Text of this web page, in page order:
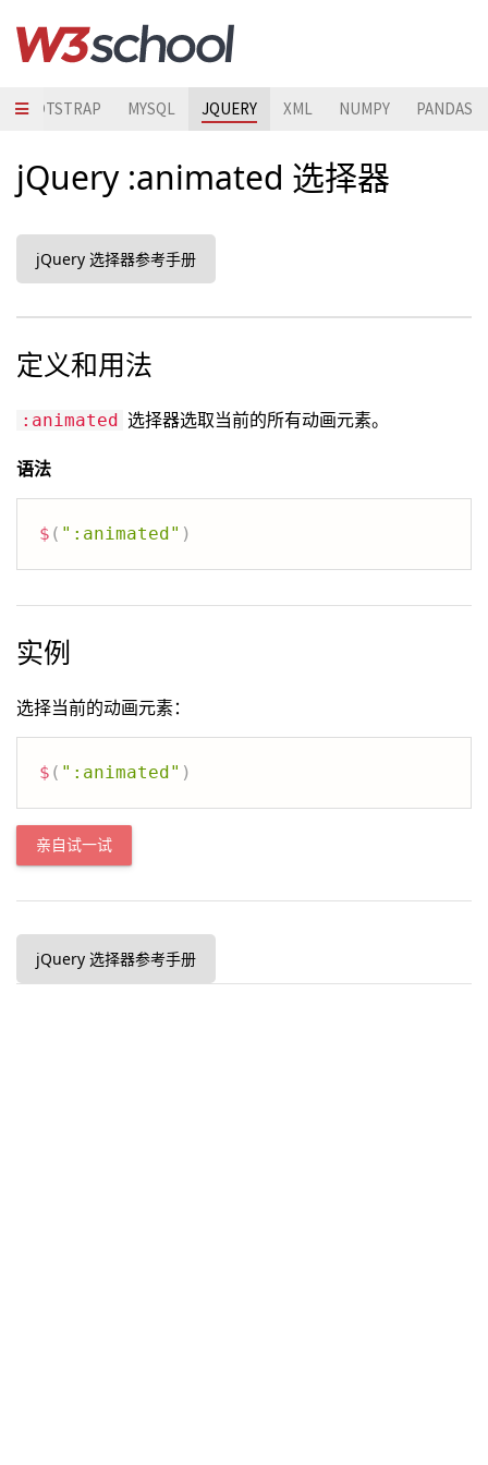
BOOTSTRAP MYSQL JQUERY XML NUMPY PANDAS
jQuery :animated 选择器
jQuery 选择器参考手册
定义和用法
:animated 选择器选取当前的所有动画元素。
语法
$ ( ":animated" )
实例
选择当前的动画元素：
$ ( ":animated" )
亲自试一试
jQuery 选择器参考手册